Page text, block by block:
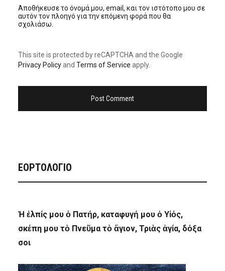
Αποθήκευσε το όνομά μου, email, και τον ιστότοπο μου σε
αυτόν τον πλοηγό για την επόμενη φορά που θα
σχολιάσω.
This site is protected by reCAPTCHA and the Google
Privacy Policyand Terms of Service apply.
ΕΟΡΤΟΛΟΓΙΟ
Ἡ ἐλπίς μου ὁ Πατήρ, καταφυγή μου ὁ Υἱός,
σκέπη μου τὸ Πνεῦμα τὸ ἅγιον, Τριὰς ἁγία, δόξα
σοι